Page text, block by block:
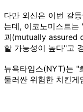
다만 외신은 이번 갈
는데, 이코노미스트는
괴(mutually assured
할 가능성이 높다"고
뉴욕타임스(NYT)는 "
둘러싼 위험한 치킨게